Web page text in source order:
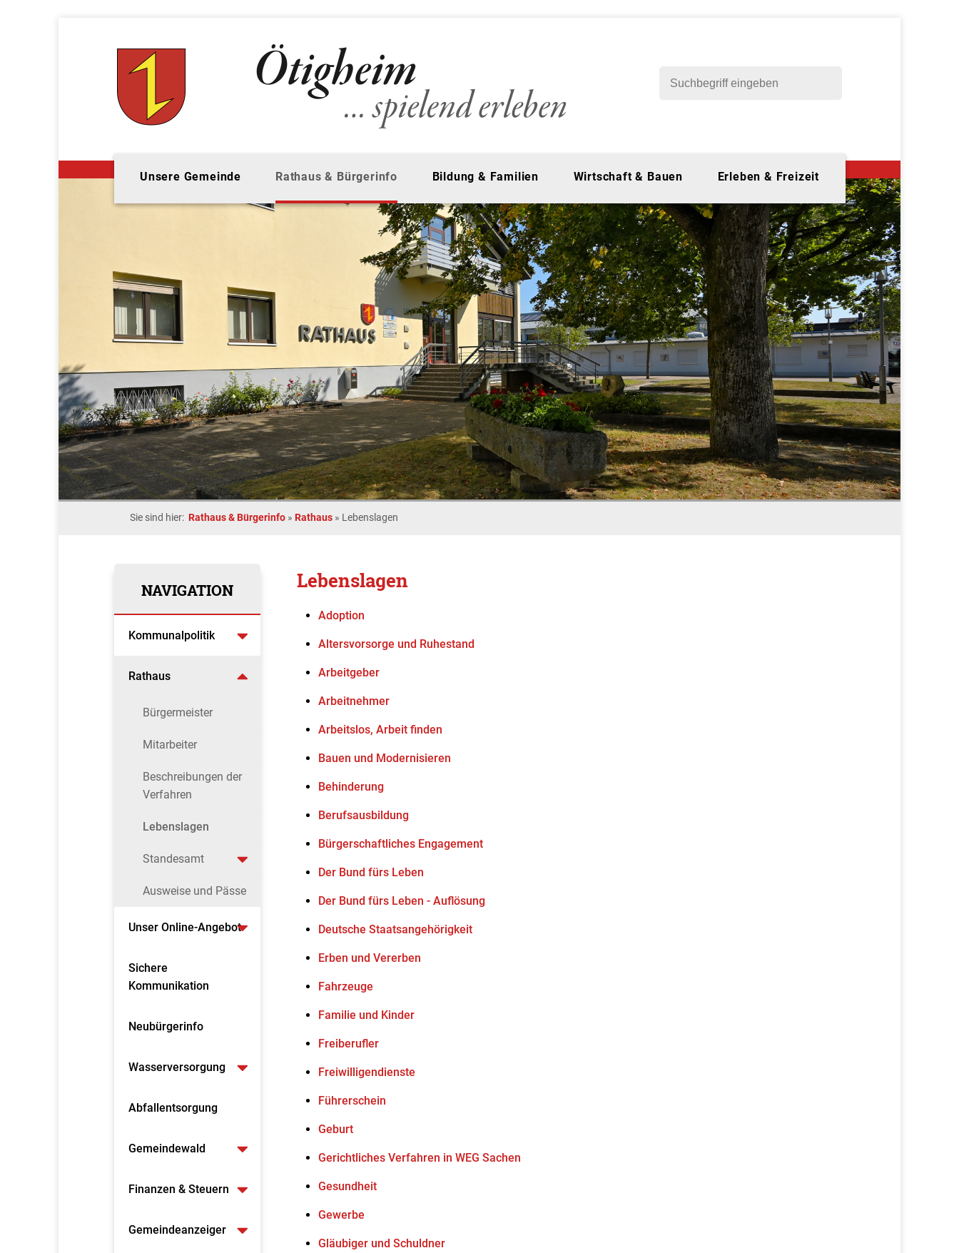
Unsere Gemeinde Rathaus & Bürgerinfo Bildung & Familien Wirtschaft & Bauen Erleben & Freizeit
Sie sind hier: Rathaus & Bürgerinfo » Rathaus » Lebenslagen
NAVIGATION
Kommunalpolitik
Rathaus
Bürgermeister
Mitarbeiter
Beschreibungen der
Verfahren
Lebenslagen
Standesamt
Ausweise und Pässe
Unser Online-Angebot
Sichere
Kommunikation
Neubürgerinfo
Wasserversorgung
Abfallentsorgung
Gemeindewald
Finanzen & Steuern
Gemeindeanzeiger
Lebenslagen
Adoption
Altersvorsorge und Ruhestand
Arbeitgeber
Arbeitnehmer
Arbeitslos, Arbeit finden
Bauen und Modernisieren
Behinderung
Berufsausbildung
Bürgerschaftliches Engagement
Der Bund fürs Leben
Der Bund fürs Leben - Auflösung
Deutsche Staatsangehörigkeit
Erben und Vererben
Fahrzeuge
Familie und Kinder
Freiberufler
Freiwilligendienste
Führerschein
Geburt
Gerichtliches Verfahren in WEG Sachen
Gesundheit
Gewerbe
Gläubiger und Schuldner